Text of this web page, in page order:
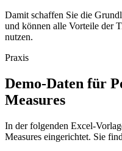
Damit schaffen Sie die
und können alle Vorteile der
nutzen.
Praxis
Demo-Daten für
Measures
In der folgenden Excel-
Measures eingerichtet. Sie